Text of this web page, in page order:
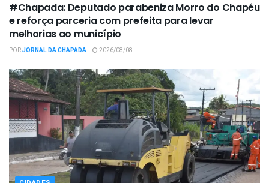
#Chapada: Deputado parabeniza Morro do Chapéu
e reforça parceria com prefeita para levar
melhorias ao município
PORJORNAL DA CHAPADA 2026/08/08